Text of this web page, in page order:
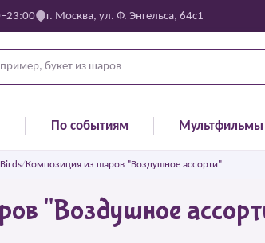
г. Москва, ул. Ф. Энгельса, 64с1
По событиям Мультфильмы
/Композиция из шаров "Воздушное ассорти"
"Воздушное